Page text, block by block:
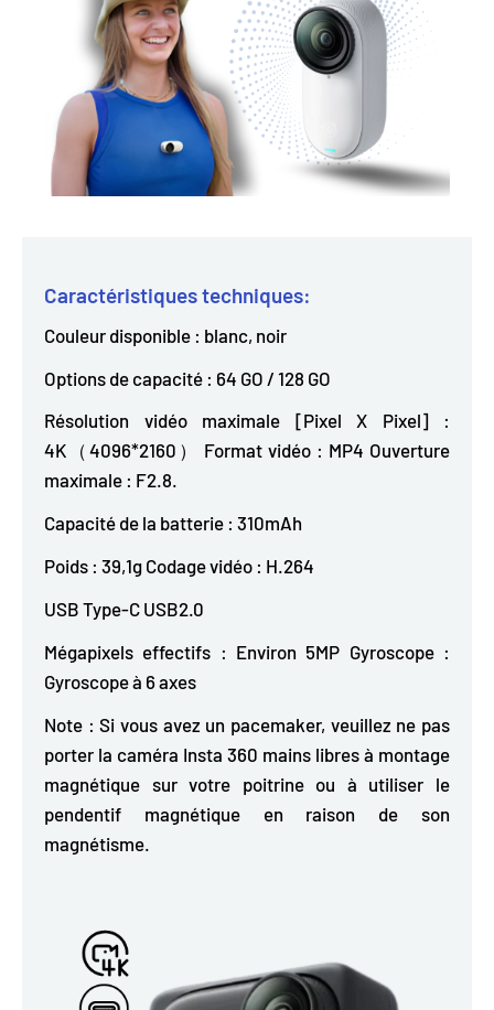
Caractéristiques techniques:
Couleur disponible : blanc, noir
Options de capacité : 64 GO / 128 GO
Résolution vidéo maximale [Pixel X Pixel] :
4K（4096*2160） Format vidéo : MP4 Ouverture
maximale : F2.8.
Capacité de la batterie : 310mAh
Poids : 39,1g Codage vidéo : H.264
USB Type-C USB2.0
Mégapixels effectifs : Environ 5MP Gyroscope :
Gyroscope à 6 axes
Note : Si vous avez un pacemaker, veuillez ne pas
porter la caméra Insta 360 mains libres à montage
magnétique sur votre poitrine ou à utiliser le
pendentif magnétique en raison de son
magnétisme.